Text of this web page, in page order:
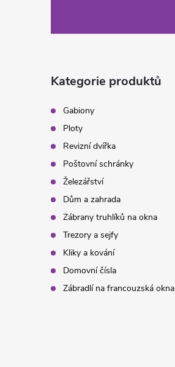
Kategorie produktů
Gabiony
Ploty
Revizní dvířka
Poštovní schránky
Železářství
Dům a zahrada
Zábrany truhlíků na okna
Trezory a sejfy
Kliky a kování
Domovní čísla
Zábradlí na francouzská okna